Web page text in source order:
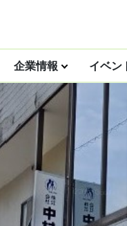
企業情報 イベン